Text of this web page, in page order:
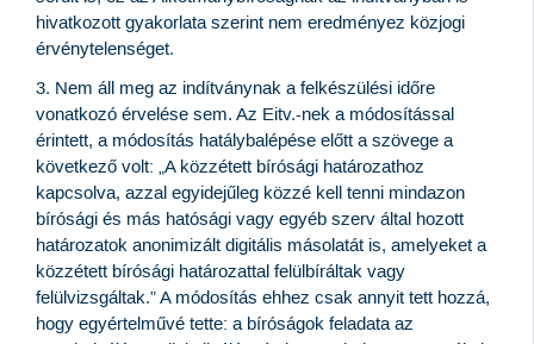
hivatkozott gyakorlata szerint nem eredményez közjogi
érvénytelenséget.
3. Nem áll meg az indítványnak a felkészülési időre
vonatkozó érvelése sem. Az Eitv.-nek a módosítással
érintett, a módosítás hatálybalépése előtt a szövege a
következő volt: „A közzétett bírósági határozathoz
kapcsolva, azzal egyidejűleg közzé kell tenni mindazon
bírósági és más hatósági vagy egyéb szerv által hozott
határozatok anonimizált digitális másolatát is, amelyeket a
közzétett bírósági határozattal felülbíráltak vagy
felülvizsgáltak.” A módosítás ehhez csak annyit tett hozzá,
hogy egyértelművé tette: a bíróságok feladata az